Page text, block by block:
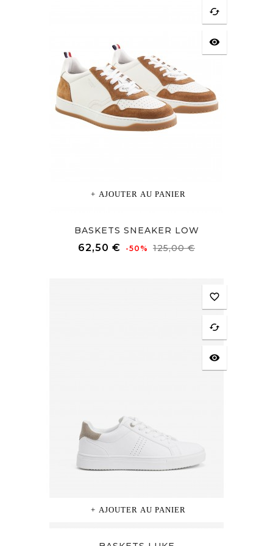
AJOUTER AU PANIER
cached
visibility
BASKETS SNEAKER LOW
62,50 € Prix
-50% 125,00 €Prix
AJOUTER AU PANIER
favorite_border
cached
visibility